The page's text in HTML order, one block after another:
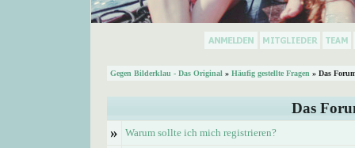
Gegen Bilderklau - Das Original » Häufig gestellte Fragen » Das
Das
»
Warum sollte ich mich registrieren?